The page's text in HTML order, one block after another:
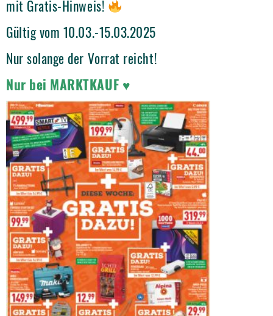
mit Gratis-Hinweis!
Gültig vom 10.03.-15.03.2025
Nur solange der Vorrat reicht!
Nur bei MARKTKAUF ♥